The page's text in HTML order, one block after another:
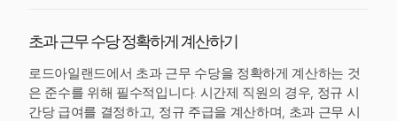
초과 근무 수당 정확하게 계산하기
로드아일랜드에서 초과 근무 수당을 정확하게 계산하는 것
은 준수를 위해 필수적입니다. 시간제 직원의 경우, 정규 시
간당 급여를 결정하고, 정규 주급을 계산하며, 초과 근무 시